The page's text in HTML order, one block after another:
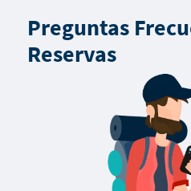
Preguntas
Reservas